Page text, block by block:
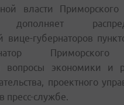
власти
дополняет
вице-губернаторов
вопросы экономики и
проектного
пресс-службе.